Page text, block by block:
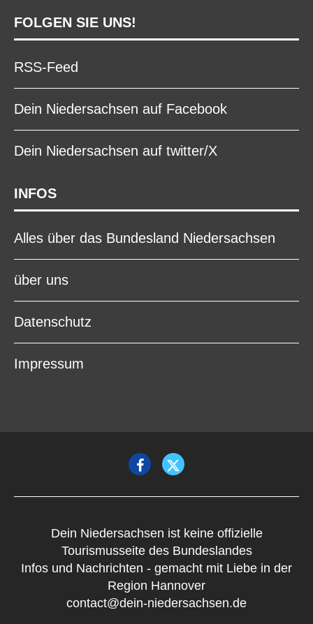
FOLGEN SIE UNS!
RSS-Feed
Dein Niedersachsen auf Facebook
Dein Niedersachsen auf twitter/X
INFOS
Alles über das Bundesland Niedersachsen
über uns
Datenschutz
Impressum
Dein Niedersachsen ist keine offizielle
Tourismusseite des Bundeslandes
Infos und Nachrichten - gemacht mit Liebe in der
Region Hannover
contact@dein-niedersachsen.de